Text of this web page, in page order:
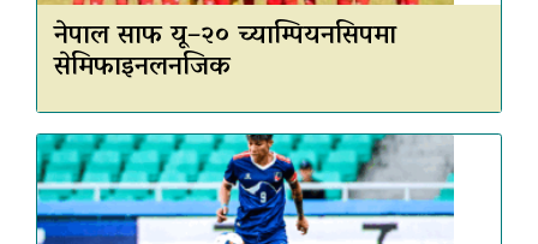
नेपाल साफ यू–२० च्याम्पियनसिपमा
सेमिफाइनलनजिक